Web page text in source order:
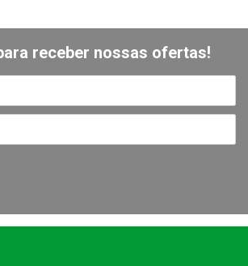
receber nossas ofertas!